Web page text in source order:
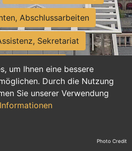
um Ihnen eine bessere
Durch die Nutzung
Sie unserer Verwendung
Abschlussarbeiten
Sekretariat
Nebenjobs
duale Ausbildung
Photo Credit